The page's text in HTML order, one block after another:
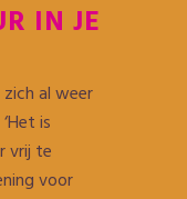
IN JE
al weer
is
vrij te
voor